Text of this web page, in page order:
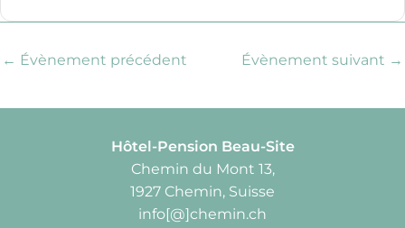
← Évènement précédent Évènement suivant →
Hôtel-Pension Beau-Site
Chemin du Mont 13,
1927 Chemin, Suisse
info[@]chemin.ch